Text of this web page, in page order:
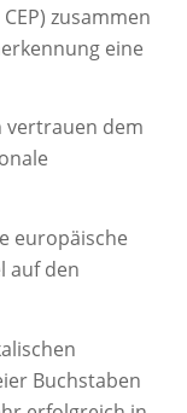
zusammen
eine
vertrauen dem
europäische
auf den
Buchstaben